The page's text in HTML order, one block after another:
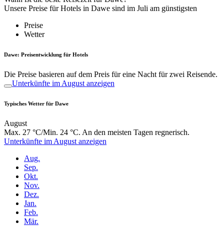
Unsere Preise für Hotels in Dawe sind im Juli am günstigsten
Preise
Wetter
Dawe: Preisentwicklung für Hotels
Die Preise basieren auf dem Preis für eine Nacht für zwei Reisende.
Unterkünfte im August anzeigen
Typisches Wetter für Dawe
August
Max. 27 °C/Min. 24 °C. An den meisten Tagen regnerisch.
Unterkünfte im August anzeigen
Aug.
Sep.
Okt.
Nov.
Dez.
Jan.
Feb.
Mär.